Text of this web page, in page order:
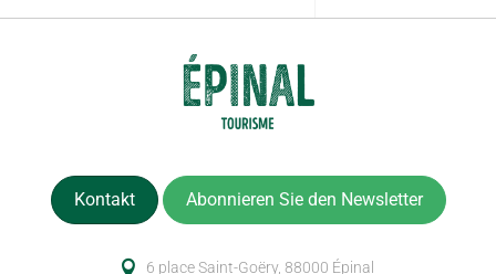
Kontakt Abonnieren Sie den Newsletter
6 place Saint-Goëry, 88000 Épinal